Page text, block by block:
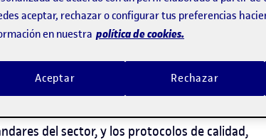
paradefinir e implementar estrategias
haciendo diagnósticos de ciberseguridad
las medidas necesarias para mitigarlas, de
del sector, y los protocolos de calidad,
aceptar, rechazar o configurar tus preferencias
en nuestra política de cookies.
Rechazar
Aceptar